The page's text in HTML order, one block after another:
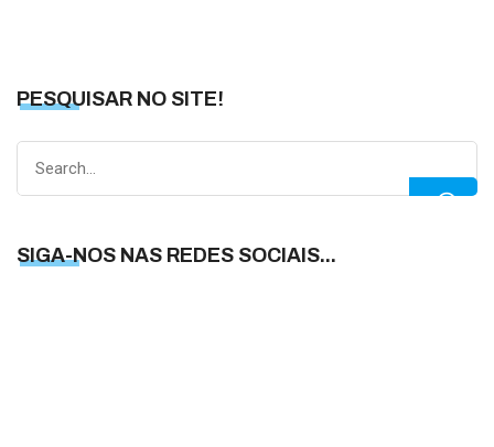
PESQUISAR NO SITE!
SIGA-NOS NAS REDES SOCIAIS...